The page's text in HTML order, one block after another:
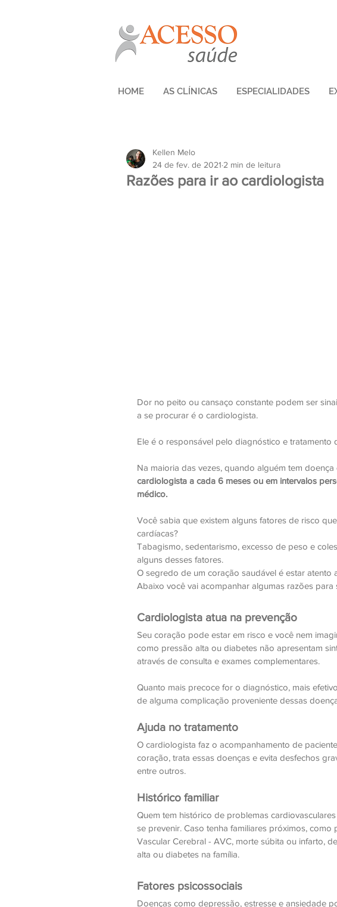
HOME AS CLÍNICAS ESPECIALIDADES
Razões para ir ao cardiologista
Kellen Melo
24 de fev. de 2021 2 min de leitura
Dor no peito ou cansaço constante podem ser
a se procurar é o cardiologista.
Ele é o responsável pelo diagnóstico e tratamento
Na maioria das vezes, quando alguém tem
cardiologista a cada 6 meses ou em intervalos
médico.
Você sabia que existem alguns fatores de risco
cardíacas?
Tabagismo, sedentarismo, excesso de peso e
alguns desses fatores.
O segredo de um coração saudável é estar atento
Abaixo você vai acompanhar algumas razões
Cardiologista atua na prevenção
Seu coração pode estar em risco e você nem
como pressão alta ou diabetes não apresentam
através de consulta e exames complementares.
Quanto mais precoce for o diagnóstico, mais
de alguma complicação proveniente dessas
Ajuda no tratamento
O cardiologista faz o acompanhamento de
coração, trata essas doenças e evita desfechos
entre outros.
Histórico familiar
Quem tem histórico de problemas
se prevenir. Caso tenha familiares próximos,
Vascular Cerebral - AVC, morte súbita ou infarto,
alta ou diabetes na família.
Fatores psicossociais
Doenças como depressão, estresse e ansiedade